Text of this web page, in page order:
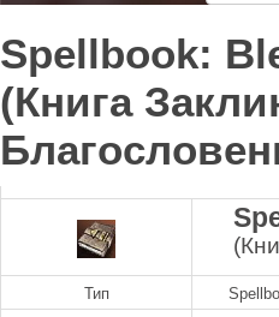
Spellbook:
(Книга
Тип